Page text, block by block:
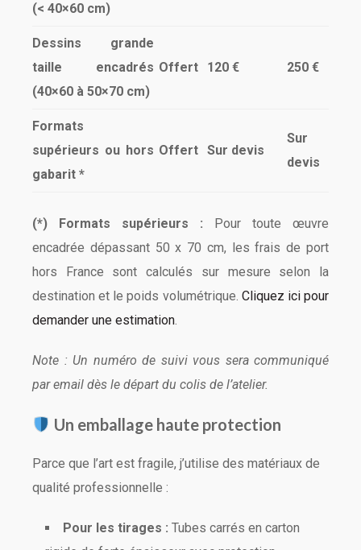
(< 40×60 cm)
Dessins grande
taille encadrés
(40×60 à 50×70 cm)
Offert 120 € 250 €
Formats
supérieurs ou hors
gabarit *
Offert Sur devis
Sur
devis
(*) Formats supérieurs : Pour toute œuvre
encadrée dépassant 50 x 70 cm, les frais de port
hors France sont calculés sur mesure selon la
destination et le poids volumétrique. Cliquez ici pour
demander une estimation.
Note : Un numéro de suivi vous sera communiqué
par email dès le départ du colis de l’atelier.
Un emballage haute protection
Parce que l’art est fragile, j’utilise des matériaux de
qualité professionnelle :
Pour les tirages : Tubes carrés en carton